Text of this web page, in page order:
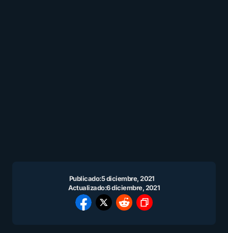
Publicado:5 diciembre, 2021
Actualizado:6 diciembre, 2021